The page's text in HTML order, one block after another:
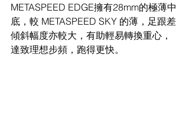
METASPEED EDGE擁有28mm的極薄中
底，較 METASPEED SKY 的薄，足跟差
傾斜幅度亦較大，有助輕易轉換重心，
達致理想步頻，跑得更快。